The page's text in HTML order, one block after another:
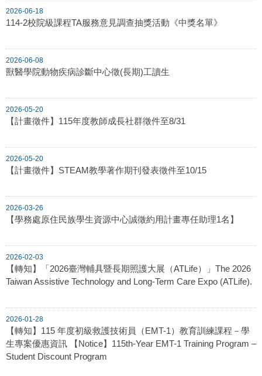
2026-06-18
114-2校院級課程TA服務意見調查抽獎活動《中獎名單》
2026-06-08
獸醫學院動物疾病診斷中心徵(長期)工讀生
2026-05-20
【計畫徵件】115年度教師成長社群徵件至8/31
2026-05-20
【計畫徵件】STEAM教學著作期刊發表徵件至10/15
2026-03-26
【學務處原住民族學生資源中心誠徵約用計畫專任助理1名】
2026-02-03
【轉知】「2026臺灣輔具暨長期照護大展（ATLife）」The 2026
Taiwan Assistive Technology and Long-Term Care Expo (ATLife).
2026-01-28
【轉知】115 年度初級救護技術員（EMT-1）教育訓練課程－學
生專案優惠資訊 【Notice】115th-Year EMT-1 Training Program –
Student Discount Program